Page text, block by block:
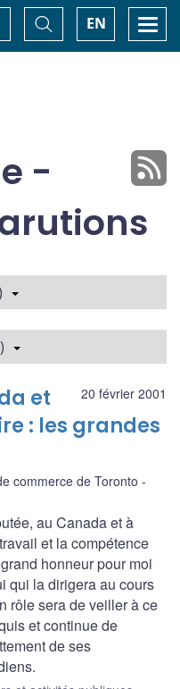
EN
Basculer
la
recherche
-
20 février 2001
et
: les grandes
commerce de Toronto
au Canada et à
et la compétence
honneur pour moi
qui la dirigera au cours
rôle sera de veiller à ce
et continue de
de ses